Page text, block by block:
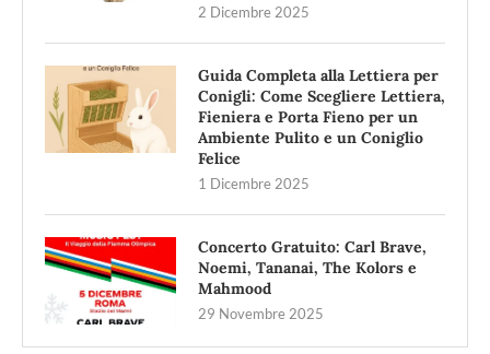
2 Dicembre 2025
Guida Completa alla Lettiera per
Conigli: Come Scegliere Lettiera,
Fieniera e Porta Fieno per un
Ambiente Pulito e un Coniglio
Felice
1 Dicembre 2025
Concerto Gratuito: Carl Brave,
Noemi, Tananai, The Kolors e
Mahmood
29 Novembre 2025